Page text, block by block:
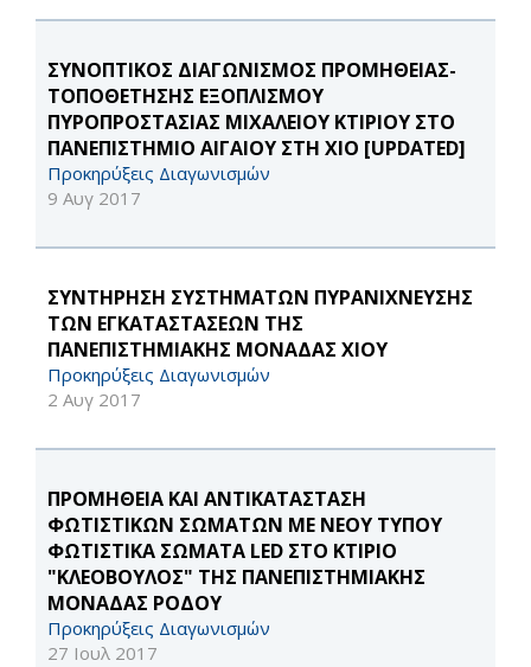
ΣΥΝΟΠΤΙΚΟΣ ΔΙΑΓΩΝΙΣΜΟΣ ΠΡΟΜΗΘΕΙΑΣ-
ΤΟΠΟΘΕΤΗΣΗΣ ΕΞΟΠΛΙΣΜΟΥ
ΠΥΡΟΠΡΟΣΤΑΣΙΑΣ ΜΙΧΑΛΕΙΟΥ ΚΤΙΡΙΟΥ ΣΤΟ
ΠΑΝΕΠΙΣΤΗΜΙΟ ΑΙΓΑΙΟΥ ΣΤΗ ΧΙΟ [UPDATED]
Προκηρύξεις Διαγωνισμών
9 Αυγ 2017
ΣΥΝΤΗΡΗΣΗ ΣΥΣΤΗΜΑΤΩΝ ΠΥΡΑΝΙΧΝΕΥΣΗΣ
ΤΩΝ ΕΓΚΑΤΑΣΤΑΣΕΩΝ ΤΗΣ
ΠΑΝΕΠΙΣΤΗΜΙΑΚΗΣ ΜΟΝΑΔΑΣ ΧΙΟΥ
Προκηρύξεις Διαγωνισμών
2 Αυγ 2017
ΠΡΟΜΗΘΕΙΑ ΚΑΙ ΑΝΤΙΚΑΤΑΣΤΑΣΗ
ΦΩΤΙΣΤΙΚΩΝ ΣΩΜΑΤΩΝ ΜΕ ΝΕΟΥ ΤΥΠΟΥ
ΦΩΤΙΣΤΙΚΑ ΣΩΜΑΤΑ LED ΣΤΟ ΚΤΙΡΙΟ
"ΚΛΕΟΒΟΥΛΟΣ" ΤΗΣ ΠΑΝΕΠΙΣΤΗΜΙΑΚΗΣ
ΜΟΝΑΔΑΣ ΡΟΔΟΥ
Προκηρύξεις Διαγωνισμών
27 Ιουλ 2017